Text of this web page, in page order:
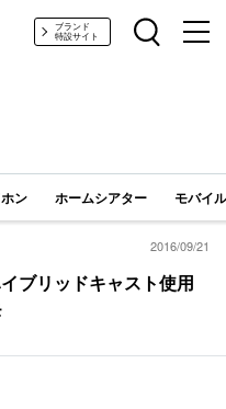
ェットブランド
特設サイト
ン ホームシアター モバイ
2016/09/21
ブリッドキャスト使用